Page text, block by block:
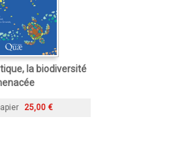
la biodiversité
25,00 €